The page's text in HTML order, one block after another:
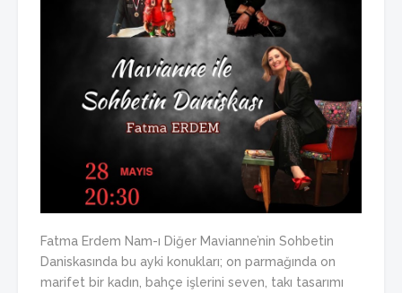
Fatma Erdem Nam-ı Diğer Mavianne’nin Sohbetin
Daniskasında bu ayki konukları; on parmağında on
marifet bir kadın, bahçe işlerini seven, takı tasarımı